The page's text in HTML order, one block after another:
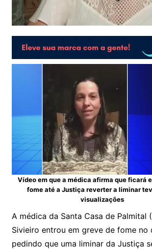
Vídeo em que a médica afirma que ficará
fome até a Justiça reverter a liminar
visualizações
A médica da Santa Casa de Palmital
Sivieiro entrou em greve de fome no
pedindo que uma liminar da Justiça